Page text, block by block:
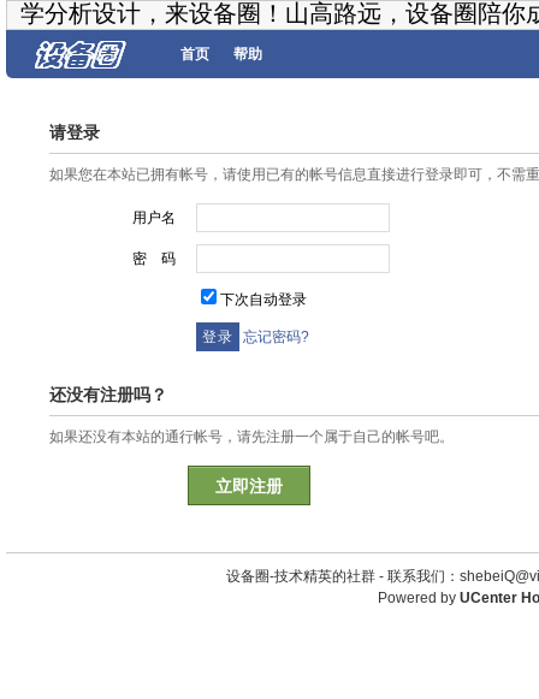
学分析设计，来设备圈！山高路远，设备圈陪你
首页 帮助
请登录
如果您在本站已拥有帐号，请使用已有的帐号信息直接进行登录即可，不需
用户名
密 码
下次自动登录
忘记密码?
还没有注册吗？
如果还没有本站的通行帐号，请先注册一个属于自己的帐号吧。
立即注册
设备圈-技术精英的社群 - 联系我们：
Powered by UCenter